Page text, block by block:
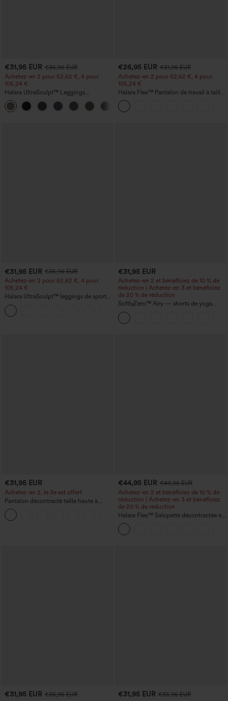
€31,95 EUR €35,95 EUR
Achetez-en 2 pour 52,62 €, 4 pour
105,24 €
Halara UltraSculpt™ Leggings
d'entraînement sculptants taille haute,
effet ventre plat, avec poche
€26,95 EUR €31,95 EUR
Achetez-en 2 pour 52,62 €, 4 pour
105,24 €
Halara Flex™ Pantalon de travail à taille
haute, jambe large, avec poches, en
maille gaufrée
€31,95 EUR €35,95 EUR
Achetez-en 2 pour 52,62 €, 4 pour
105,24 €
Halara UltraSculpt™ leggings de sport
taille haute sculptants — rehaussement
fessier, maintien du ventre, avec poche
€31,95 EUR
Achetez-en 2 et bénéficiez de 10 % de
réduction | Achetez-en 3 et bénéficiez
de 20 % de réduction
SoftlyZero™ Airy — shorts de yoga
super taille haute 2-en-1 InstantCool
avec poches
€31,95 EUR
Achetez-en 2, le 3e est offert
Pantalon décontracté taille haute à
cordon, coupe large en mélange de lin,
avec poches
+5
€44,95 EUR €49,95 EUR
Achetez-en 2 et bénéficiez de 10 % de
réduction | Achetez-en 3 et bénéficiez
de 20 % de réduction
Halara Flex™ Salopette décontractée en
denim lavé à encolure en V avec poche
€31,95 EUR €35,95 EUR
€31,95 EUR €35,95 EUR